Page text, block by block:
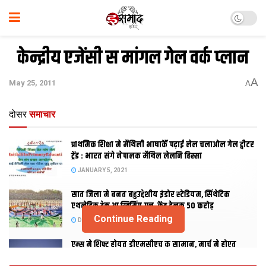
केन्द्रीय एजेंसी स मांगल गेल वर्क प्‍लान
May 25, 2011 AA
दोसर समाचार
प्राथमिक शि‍क्षा मे मैथि‍ली भाषाकेँ पढ़ाई लेल चलाओल गेल ट्वीटर
ट्रेंड : भारत संगे नेपालक मैथिल लेलनि हिस्सा
JANUARY 5, 2021
सात जिला मे बनत बहुउद्देशीय इंडोर स्‍टेडि‍यम, सिंथेटिक
एथलेटिक ट्रेक आ स्विमिंग पुल, केंद्र देलक 50 करोड़
DECEMBER 26, 2020
एम्स मे शिफ्ट होयत डीएमसीएच क सामान, मार्च मे होएत
Continue Reading